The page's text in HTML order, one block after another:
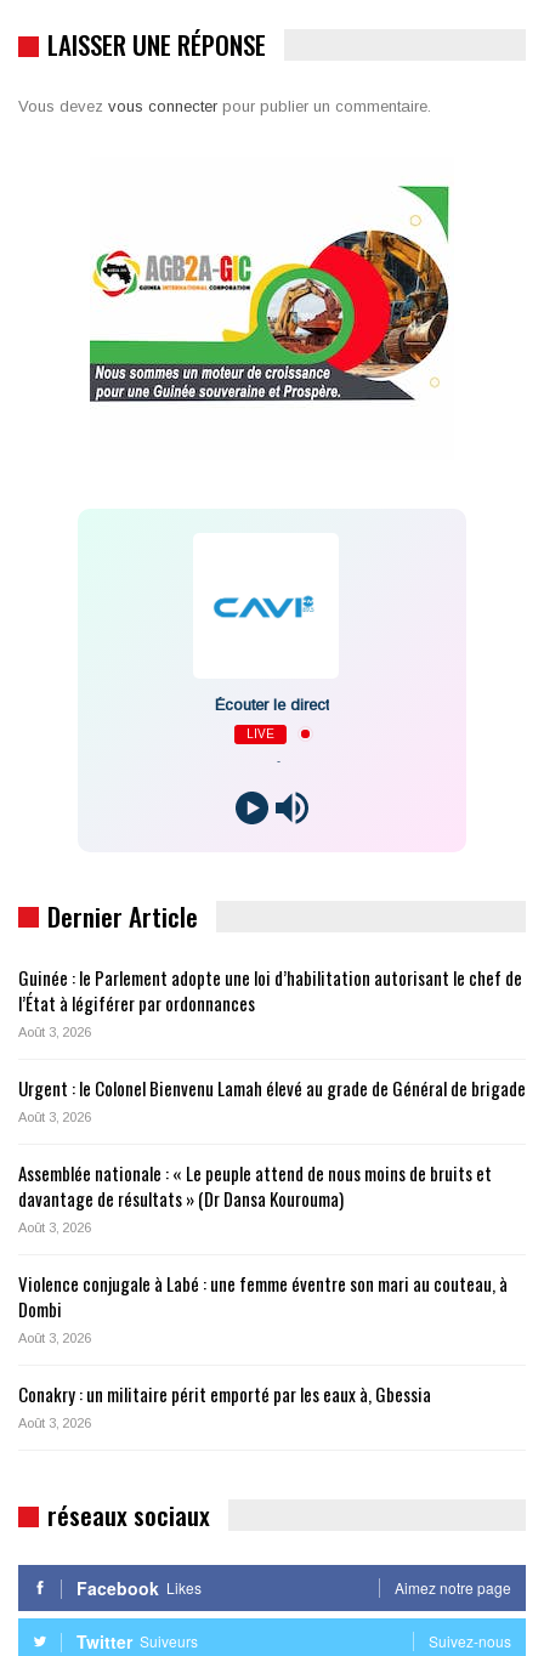
LAISSER UNE RÉPONSE
Vous devez vous connecter pour publier un commentaire.
Écouter le direct
LIVE
Dernier Article
Guinée : le Parlement adopte une loi d’habilitation autorisant le chef de
l’État à légiférer par ordonnances
Août 3, 2026
Urgent : le Colonel Bienvenu Lamah élevé au grade de Général de brigade
Août 3, 2026
Assemblée nationale : « Le peuple attend de nous moins de bruits et
davantage de résultats » (Dr Dansa Kourouma)
Août 3, 2026
Violence conjugale à Labé : une femme éventre son mari au couteau, à
Dombi
Août 3, 2026
Conakry : un militaire périt emporté par les eaux à, Gbessia
Août 3, 2026
réseaux sociaux
Facebook Likes Aimez notre page
Twitter Suiveurs Suivez-nous